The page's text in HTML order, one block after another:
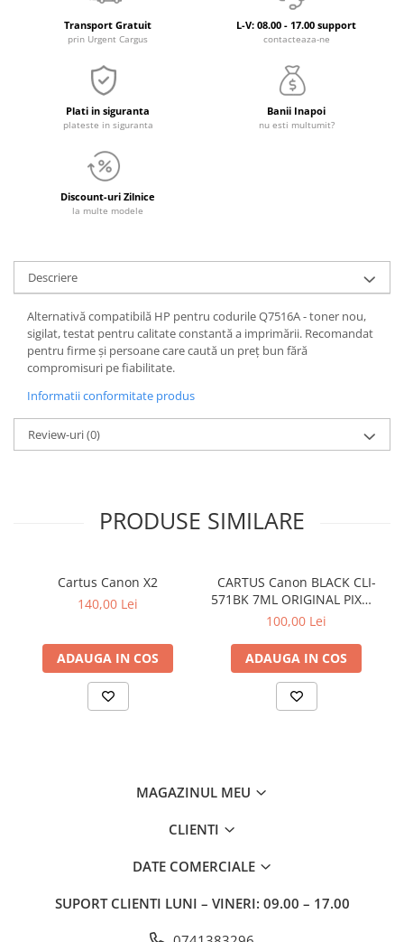
Transport Gratuit
prin Urgent Cargus
L-V: 08.00 - 17.00 support
contacteaza-ne
Plati in siguranta
plateste in siguranta
Banii Inapoi
nu esti multumit?
Discount-uri Zilnice
la multe modele
Descriere
Alternativă compatibilă HP pentru codurile Q7516A - toner nou,
sigilat, testat pentru calitate constantă a imprimării. Recomandat
pentru firme și persoane care caută un preț bun fără
compromisuri pe fiabilitate.
Informatii conformitate produs
Review-uri(0)
PRODUSE SIMILARE
Cartus Canon X2
140,00 Lei
ADAUGA IN COS
CARTUS Canon BLACK CLI-
571BK 7ML ORIGINAL PIXMA
MG6850
100,00 Lei
ADAUGA IN COS
MAGAZINUL MEU
CLIENTI
DATE COMERCIALE
SUPORT CLIENTI LUNI – VINERI: 09.00 – 17.00